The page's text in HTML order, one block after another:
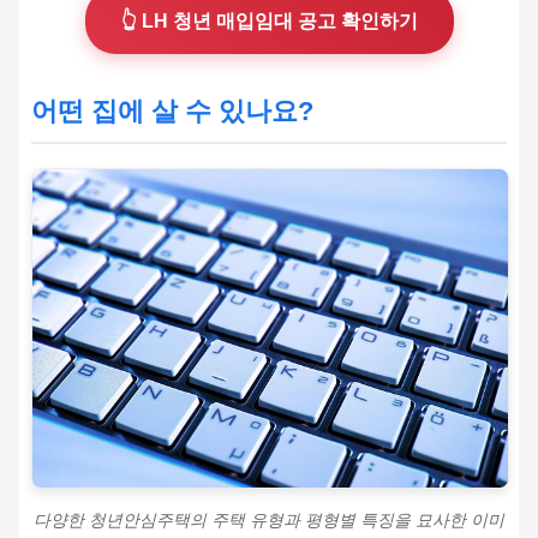
👆 LH 청년 매입임대 공고 확인하기
어떤 집에 살 수 있나요?
다양한 청년안심주택의 주택 유형과 평형별 특징을 묘사한 이미